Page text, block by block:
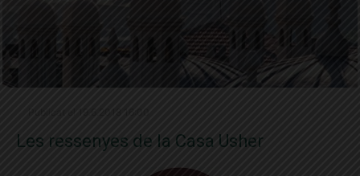
Les ressenyes de la Casa Usher